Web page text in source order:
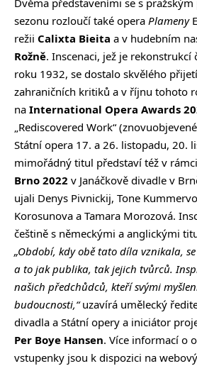
sezonu rozloučí také opera Plameny
režii Calixta Bieita a v hudebním
Rožně. Inscenaci, jež je rekonstrukcí
roku 1932, se dostalo skvělého
zahraničních kritiků a v říjnu tohoto
na International Opera Awards
„Rediscovered Work“
Státní opera 17. a 26. listopadu, 20.
mimořádný titul představí též v
Brno 2022 v Janáčkově divadle v
ujali Denys Pivnickij, Tone
Korosunova a Tamara Morozová.
češtině s německými a anglickými
„Období, kdy obě tato díla vznikala,
a to jak publika, tak jejich tvůrců.
našich předchůdců, kteří svými
budoucnosti,“uzavírá umělecký
divadla a Státní opery a iniciátor
Per Boye Hansen. Více informací o
vstupenky jsou k dispozici na